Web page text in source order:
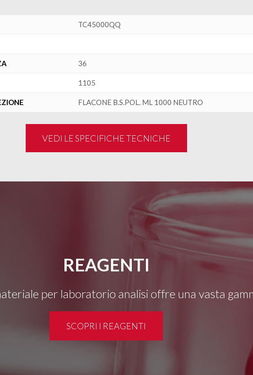
TC45000QQ
36
1105
FLACONE B.S.POL. ML 1000 NEUTRO
VEDI LE SPECIFICHE TECNICHE
REAGENTI
per laboratorio analisi offre una vasta
SCOPRI I REAGENTI